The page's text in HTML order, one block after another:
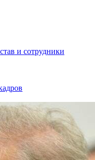
и сотрудники